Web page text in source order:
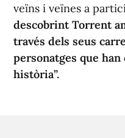
veïns i veïnes a
descobrint Torrent
través dels seus
personatges que
història”.